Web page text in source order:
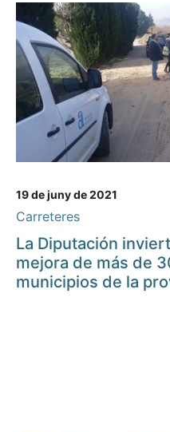
19 de juny de 2021
Carreteres
La Diputación
mejora de más de
municipios de la